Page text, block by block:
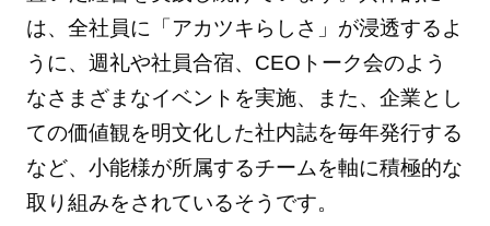
は、全社員に「アカツキらしさ」が浸透するよ
うに、週礼や社員合宿、CEOトーク会のよう
なさまざまなイベントを実施、また、企業とし
ての価値観を明文化した社内誌を毎年発行する
など、小能様が所属するチームを軸に積極的な
取り組みをされているそうです。